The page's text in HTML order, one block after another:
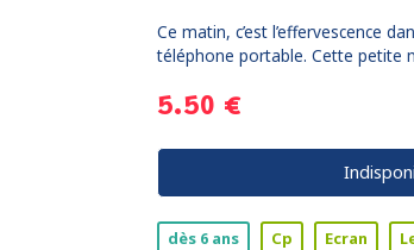
Ce matin, c’est l’effervescence
téléphone portable. Cette petite
5.50 €
dès 6 ans Cp Ecran